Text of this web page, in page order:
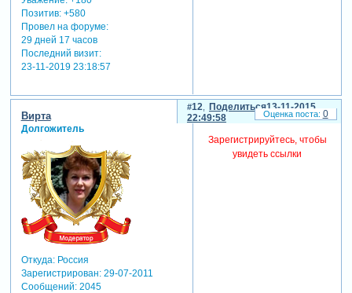
Позитив: +580
Провел на форуме:
29 дней 17 часов
Последний визит:
23-11-2019 23:18:57
Поделиться
12
13-11-2015
22:49:58
Вирта
Долгожитель
Откуда:Россия
Зарегистрирован: 29-07-2011
Сообщений:2045
Зарегистрируйтесь, чтобы
увидеть ссылки
0